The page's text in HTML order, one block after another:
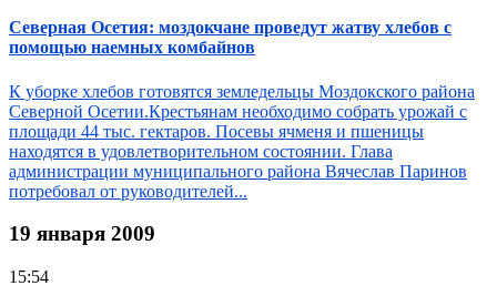
Северная Осетия: моздокчане проведут жатву хлебов с
помощью наемных комбайнов
К уборке хлебов готовятся земледельцы Моздокского района
Северной Осетии.Крестьянам необходимо собрать урожай с
площади 44 тыс. гектаров. Посевы ячменя и пшеницы
находятся в удовлетворительном состоянии. Глава
администрации муниципального района Вячеслав Паринов
потребовал от руководителей...
19 января 2009
15:54